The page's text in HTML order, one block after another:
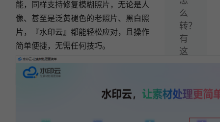
能，同样支持修复模糊照片， 无论是人
像、甚至是泛黄褪色的老照片、黑白照
片，『水印云』都能轻松应对，
且操作
简单便捷，无需任何技巧。
么
转？
有
这
视
频